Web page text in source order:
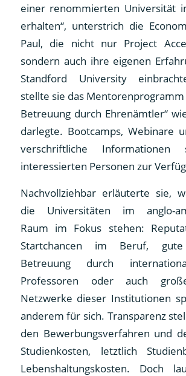
einer renommierten Universität
erhalten“, unterstrich die
Paul, die nicht nur Project
sondern auch ihre eigenen
Standford University
stellte sie das Mentorenprogramm
Betreuung durch Ehrenämtler“
darlegte. Bootcamps, Webinare
verschriftliche Informationen
interessierten Personen zur
Nachvollziehbar erläuterte sie,
die Universitäten im anglo-
Raum im Fokus stehen:
Startchancen im Beruf,
Betreuung durch
Professoren oder auch
Netzwerke dieser Institutionen
anderem für sich. Transparenz
den Bewerbungsverfahren und
Studienkosten, letztlich
Lebenshaltungskosten. Doch